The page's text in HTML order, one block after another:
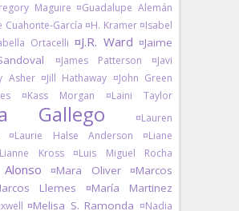
Maguire ¤Guadalupe Alemán
Cuahonte-García ¤H. Kramer ¤Isabel
Ortacelli ¤J.R. Ward ¤Jaime
¤James Patterson
¤Javi
Asher ¤Jill Hathaway ¤John Green
¤Kass Morgan ¤Laini Taylor
Gallego
¤Lauren
¤Laurie Halse Anderson
¤Liane
Kross ¤Luis Miguel Rocha
¤Mara Oliver
¤Marcos
Llemes ¤María Martinez
¤Melisa S. Ramonda ¤Nadia